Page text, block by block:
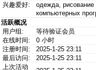
兴趣爱好:
одежда,
компьютерных
活跃概况
用户组:
等待验证会员
在线时间:
0 小时
注册时间:
2025-1-25 23:11
最后访问:
2025-1-25 23:11
上次活动